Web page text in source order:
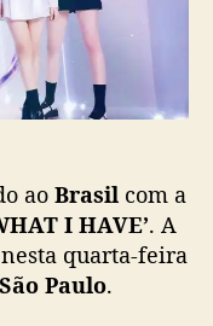
a
o
B
r
i
l
r
ao Brasil com a
I HAVE’. A
quarta-feira
São Paulo.